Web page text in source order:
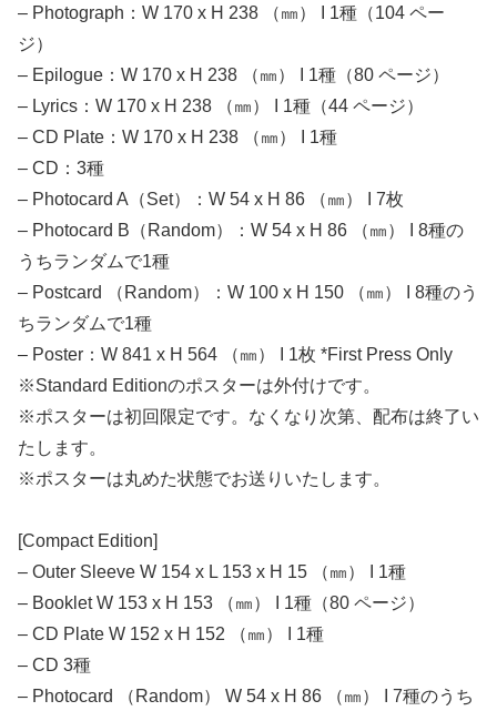
– Photograph：W 170 x H 238 （㎜） I 1種（104 ペー
ジ）
– Epilogue：W 170 x H 238 （㎜） I 1種（80 ページ）
– Lyrics：W 170 x H 238 （㎜） I 1種（44 ページ）
– CD Plate：W 170 x H 238 （㎜） I 1種
– CD：3種
– Photocard A（Set）：W 54 x H 86 （㎜） I 7枚
– Photocard B（Random）：W 54 x H 86 （㎜） I 8種の
うちランダムで1種
– Postcard （Random）：W 100 x H 150 （㎜） I 8種のう
ちランダムで1種
– Poster：W 841 x H 564 （㎜） I 1枚 *First Press Only
※Standard Editionのポスターは外付けです。
※ポスターは初回限定です。なくなり次第、配布は終了い
たします。
※ポスターは丸めた状態でお送りいたします。
[Compact Edition]
– Outer Sleeve W 154 x L 153 x H 15 （㎜） I 1種
– Booklet W 153 x H 153 （㎜） I 1種（80 ページ）
– CD Plate W 152 x H 152 （㎜） I 1種
– CD 3種
– Photocard （Random） W 54 x H 86 （㎜） I 7種のうち